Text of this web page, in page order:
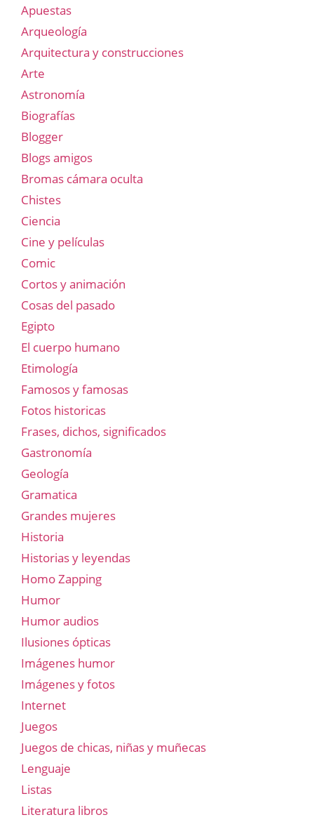
Apuestas
Arqueología
Arquitectura y construcciones
Arte
Astronomía
Biografías
Blogger
Blogs amigos
Bromas cámara oculta
Chistes
Ciencia
Cine y películas
Comic
Cortos y animación
Cosas del pasado
Egipto
El cuerpo humano
Etimología
Famosos y famosas
Fotos historicas
Frases, dichos, significados
Gastronomía
Geología
Gramatica
Grandes mujeres
Historia
Historias y leyendas
Homo Zapping
Humor
Humor audios
Ilusiones ópticas
Imágenes humor
Imágenes y fotos
Internet
Juegos
Juegos de chicas, niñas y muñecas
Lenguaje
Listas
Literatura libros